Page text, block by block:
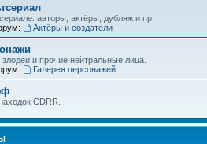
авторы, актёры, дубляж и пр.
Актёры и создатели
злодеи и прочие нейтральные лица.
Галерея персонажей
CDRR.